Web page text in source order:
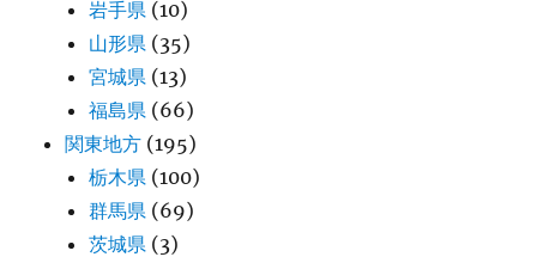
岩手県 (10)
山形県 (35)
宮城県 (13)
福島県 (66)
関東地方 (195)
栃木県 (100)
群馬県 (69)
茨城県 (3)